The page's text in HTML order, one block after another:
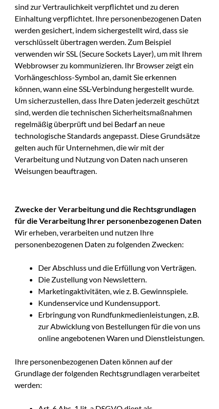
sind zur Vertraulichkeit verpflichtet und zu deren
Einhaltung verpflichtet. Ihre personenbezogenen Daten
werden gesichert, indem sichergestellt wird, dass sie
verschlüsselt übertragen werden. Zum Beispiel
verwenden wir SSL (Secure Sockets Layer), um mit Ihrem
Webbrowser zu kommunizieren. Ihr Browser zeigt ein
Vorhängeschloss-Symbol an, damit Sie erkennen
können, wann eine SSL-Verbindung hergestellt wurde.
Um sicherzustellen, dass Ihre Daten jederzeit geschützt
sind, werden die technischen Sicherheitsmaßnahmen
regelmäßig überprüft und bei Bedarf an neue
technologische Standards angepasst. Diese Grundsätze
gelten auch für Unternehmen, die wir mit der
Verarbeitung und Nutzung von Daten nach unseren
Weisungen beauftragen.
Zwecke der Verarbeitung und die Rechtsgrundlagen
für die Verarbeitung Ihrer personenbezogenen Daten
Wir erheben, verarbeiten und nutzen Ihre
personenbezogenen Daten zu folgenden Zwecken:
Der Abschluss und die Erfüllung von Verträgen.
Die Zustellung von Newslettern.
Marketingaktivitäten, wie z. B. Gewinnspiele.
Kundenservice und Kundensupport.
Erbringung von Rundfunkmedienleistungen, z.B.
zur Abwicklung von Bestellungen für die von uns
online angebotenen Waren und Dienstleistungen.
Ihre personenbezogenen Daten können auf der
Grundlage der folgenden Rechtsgrundlagen verarbeitet
werden: